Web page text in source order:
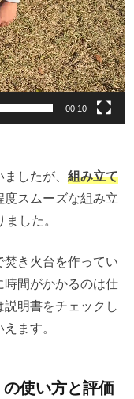
00:10
したが、 組み立て
スムーズな組み立
した。
き火台を作ってい
間がかかるのは仕
明書をチェックし
ます。
使い方と評価